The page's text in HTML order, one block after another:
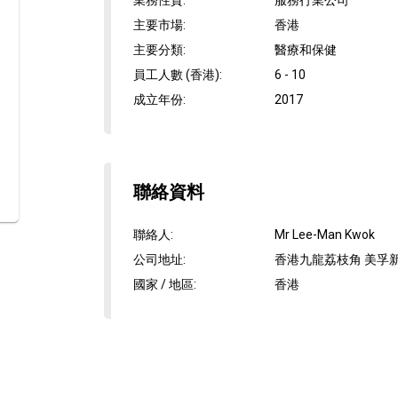
主要市場:
香港
主要分類:
醫療和保健
員工人數 (香港):
6 - 10
成立年份: 2017
聯絡資料
聯絡人:
Mr Lee-Man Kwok
公司地址:
香港九龍荔枝角 美孚
國家 / 地區: 香港